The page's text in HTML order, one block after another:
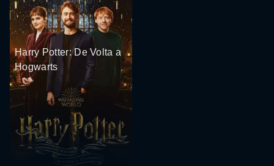
Harry Potter: De Volta a
Hogwarts